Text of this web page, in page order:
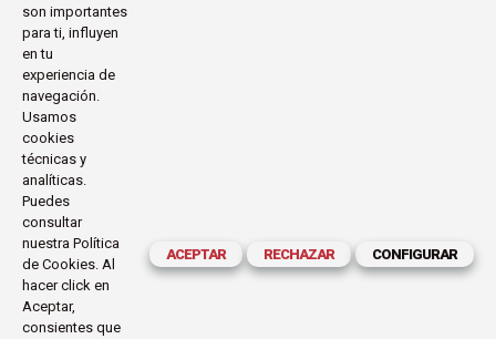
Ruta Danubio en bici
Holanda en bicicleta
Viajes bicicleta organizados
Viajes en bicicleta por Europa
Viajes en bicicleta
Viajes en bici
CONTACTO
C/Antoni Maria Claret, 111-113 (Barcelona)
son importantes
para ti, influyen
en tu
experiencia de
navegación.
Usamos
cookies
técnicas y
analíticas.
Puedes
consultar
nuestra Política
de Cookies. Al
hacer click en
Aceptar,
consientes que
ACEPTAR RECHAZAR CONFIGURAR